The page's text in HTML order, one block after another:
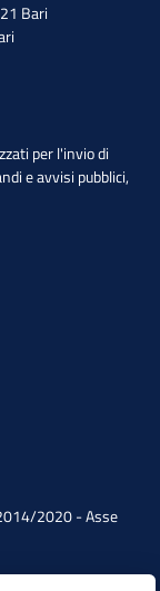
Bari
per l'invio di
e avvisi pubblici,
2020 - Asse